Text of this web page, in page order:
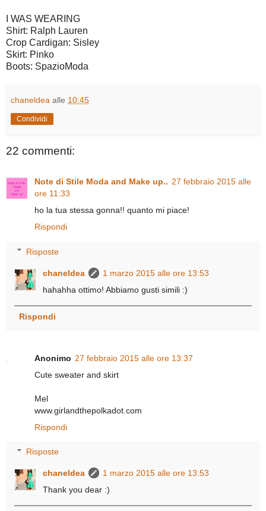
I WAS WEARING
Shirt: Ralph Lauren
Crop Cardigan: Sisley
Skirt: Pinko
Boots: SpazioModa
chaneldea alle 10:45
Condividi
22 commenti:
Note di Stile Moda and Make up.. 27 febbraio 2015 alle
ore 11:33
ho la tua stessa gonna!! quanto mi piace!
Rispondi
Risposte
chaneldea
1 marzo 2015 alle ore 13:53
hahahha ottimo! Abbiamo gusti simili :)
Rispondi
Anonimo 27 febbraio 2015 alle ore 13:37
Cute sweater and skirt
Mel
www.girlandthepolkadot.com
Rispondi
Risposte
chaneldea
1 marzo 2015 alle ore 13:53
Thank you dear :)